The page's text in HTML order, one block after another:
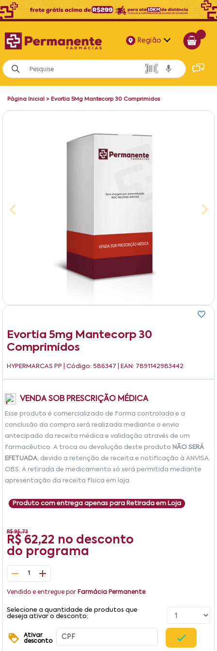
Região
Alagoas
Bahia
Página Inicial > Evortia 5Mg Mantecorp 30 Comprimidos
Evortia 5mg Mantecorp 30
Comprimidos
HYPERMARCAS PP | Código: 586347 | EAN: 7891142983442
VENDA SOB PRESCRIÇÃO MÉDICA
Esse produto é comercializado de forma controlada e a
conclusão da compra será realizada mediante o envio
antecipado da receita médica e validação através de um
farmacêutico. A troca ou devolução deste produto NÃO SERÁ
EFETUADA, devido a retenção de receita e notificação à ANVISA.
OBS: A retirada de medicamento só será permitida mediante
apresentação da receita física em loja.
Produto com entrega apenas para Retirada em Loja
R$ 95,73
R$ 62,22 no desconto
do programa
1
Vendido e entregue por Farmácia Permanente
Selecione a quantidade de produtos que
deseja ativar o desconto:
Ativar
desconto